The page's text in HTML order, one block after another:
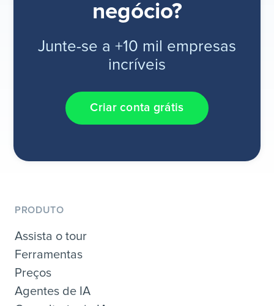
negócio?
Junte-se a +10 mil empresas
incríveis
Criar conta grátis
PRODUTO
Assista o tour
Ferramentas
Preços
Agentes de IA